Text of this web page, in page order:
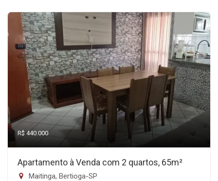
R$ 440.000
Apartamento à Venda com 2 quartos, 65m²
Maitinga, Bertioga-SP